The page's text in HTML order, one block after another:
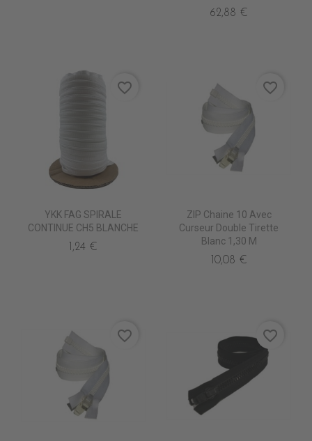
62,88 €
YKK FAG SPIRALE
CONTINUE CH5 BLANCHE
1,24 €
favorite_border
ZIP Chaine 10 Avec
Curseur Double Tirette
Blanc 1,30 M
10,08 €
favorite_border
favorite_border favorite_border